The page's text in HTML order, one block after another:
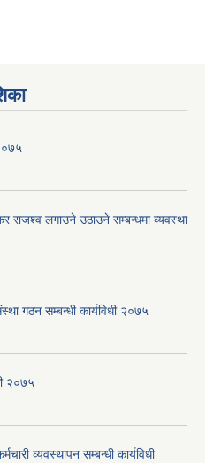
राजश्‍व लगाउने उठाउने सम्बन्धमा व्यवस्था
गठन सम्बन्धी कार्यविधी २०७५
२०७५
व्यवस्थापन सम्बन्धी कार्यविधी